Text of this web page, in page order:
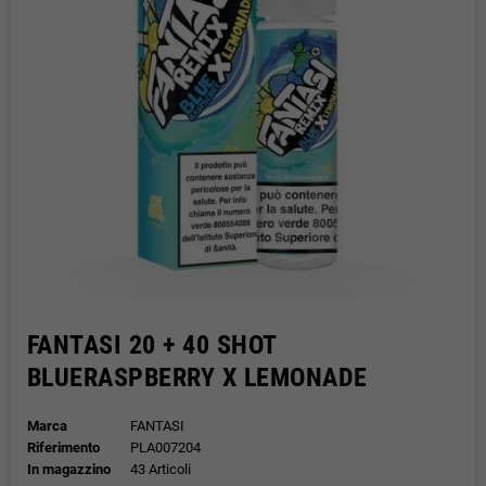
FANTASI 20 + 40 SHOT
BLUERASPBERRY X LEMONADE
Marca
FANTASI
Riferimento
PLA007204
In magazzino
43 Articoli